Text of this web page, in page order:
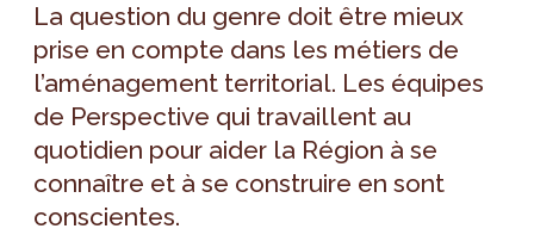
La question du genre doit être mieux
prise en compte dans les métiers de
l’aménagement territorial. Les équipes
de Perspective qui travaillent au
quotidien pour aider la Région à se
connaître et à se construire en sont
conscientes.